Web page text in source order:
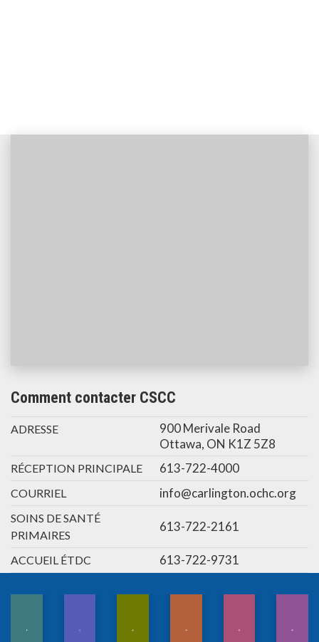
Comment contacter CSCC
ADRESSE
900 Merivale Road
Ottawa, ON K1Z 5Z8
RÉCEPTION PRINCIPALE 613-722-4000
COURRIEL info@carlington.ochc.org
SOINS DE SANTÉ
PRIMAIRES
613-722-2161
ACCUEIL ÉTDC 613-722-9731